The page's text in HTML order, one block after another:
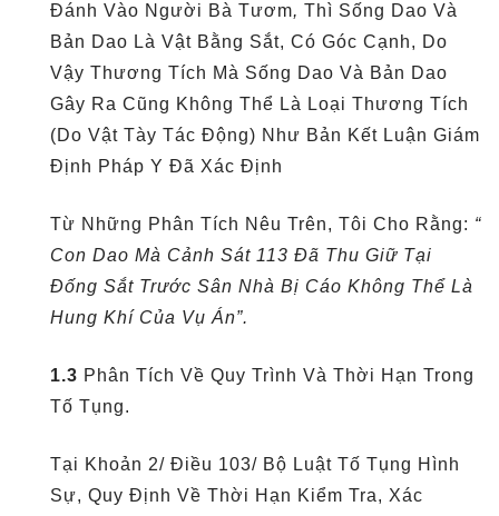
Đánh Vào Người Bà Tươm, Thì Sống Dao Và
Bản Dao Là Vật Bằng Sắt, Có Góc Cạnh, Do
Vậy Thương Tích Mà Sống Dao Và Bản Dao
Gây Ra Cũng Không Thể Là Loại Thương Tích
(do Vật Tày Tác Động) Như Bản Kết Luận Giám
Định Pháp Y Đã Xác Định
Từ Những Phân Tích Nêu Trên, Tôi Cho Rằng: “
Con Dao Mà Cảnh Sát 113 Đã Thu Giữ Tại
Đống Sắt Trước Sân Nhà Bị Cáo Không Thể Là
Hung Khí Của Vụ Án”.
1.3 Phân Tích Về Quy Trình Và Thời Hạn Trong
Tố Tụng.
Tại Khoản 2/ Điều 103/ Bộ Luật Tố Tụng Hình
Sự, Quy Định Về Thời Hạn Kiểm Tra, Xác